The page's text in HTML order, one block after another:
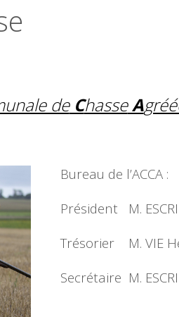
deChasseA
Bureau de l’ACCA :
Président M.
Trésorier M. VIE
Secrétaire M.